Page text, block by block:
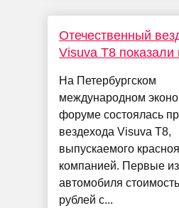
Отечественный
Visuva T8
На Петербургском
международном
форуме состоялась
вездехода Visuva T8,
выпускаемого
компанией. Первые
автомобиля
рублей с...